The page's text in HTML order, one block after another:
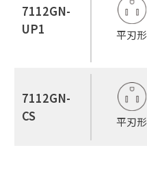
7112GN-
UP1
平刃形
7112GN-
CS
平刃形